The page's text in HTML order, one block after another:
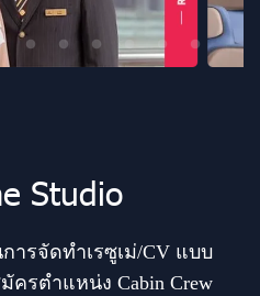
Studio
ารจัดทำเรซูเม่/CV แบบ
ครตำแหน่ง Cabin Crew